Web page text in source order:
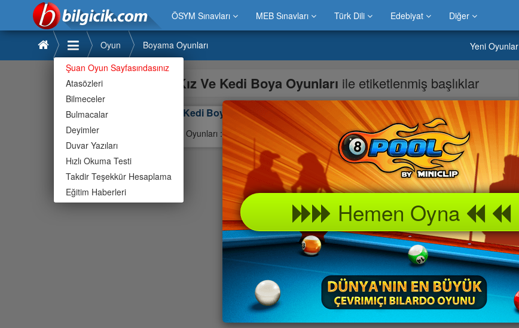
ÖSYM Sınavları MEB Sınavları Türk Dili Edebiyat Diğer
Şuan Oyun Sayfasındasınız
Atasözleri
Bilmeceler
Bulmacalar
Deyimler
Duvar Yazıları
Hızlı Okuma Testi
Takdir Teşekkür Hesaplama
Eğitim Haberleri
Oyun Boyama Oyunları Yeni Oyunlar
Kız Ve Kedi Boya Oyunları ile etiketlenmiş başlıklar
Kız Ve Kedi Boya
Boyama Oyunları : Mouse Kullanarak Boyama Yapabilirsiniz.
Hemen Oyna